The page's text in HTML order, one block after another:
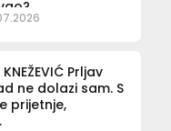
Prljav
ne dolazi sam. S
prijetnje,